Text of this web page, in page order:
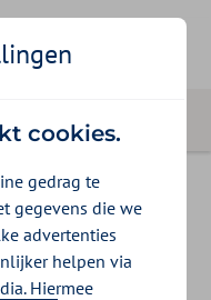
cookies.
gedrag te
gegevens die we
advertenties
helpen via
Hiermee